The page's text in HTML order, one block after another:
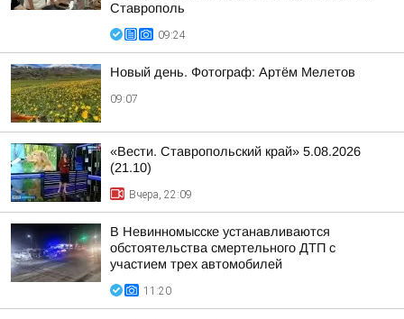
Ставрополь
09:24
Новый день. Фотограф: Артём Мелетов
09:07
«Вести. Ставропольский край» 5.08.2026
(21.10)
Вчера, 22:09
В Невинномысске устанавливаются
обстоятельства смертельного ДТП с
участием трех автомобилей
11:20